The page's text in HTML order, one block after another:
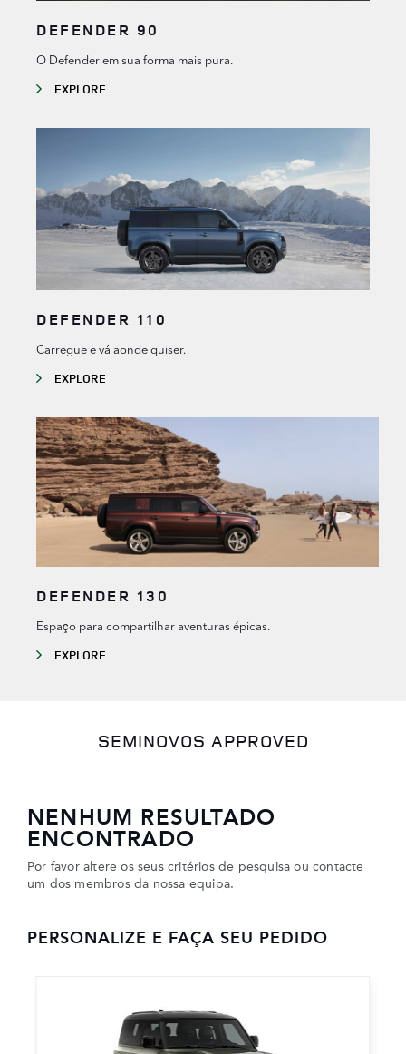
DEFENDER 90
O Defender em sua forma mais pura.
EXPLORE
DEFENDER 110
Carregue e vá aonde quiser.
EXPLORE
DEFENDER 130
Espaço para compartilhar aventuras épicas.
EXPLORE
SEMINOVOS APPROVED
NENHUM RESULTADO
ENCONTRADO
Por favor altere os seus critérios de pesquisa ou contacte
um dos membros da nossa equipa.
PERSONALIZE E FAÇA SEU PEDIDO